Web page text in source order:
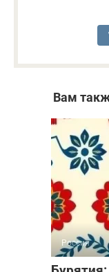
Вам
Россия